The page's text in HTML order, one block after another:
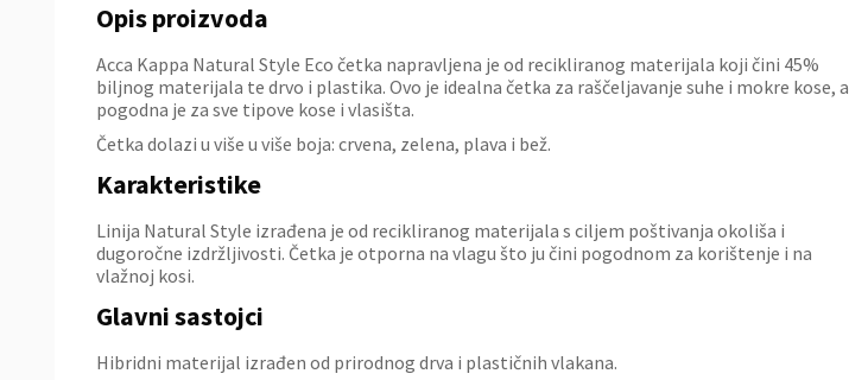
Opis proizvoda
Acca Kappa Natural Style Eco četka napravljena je od recikliranog materijala koji čini 45%
biljnog materijala te drvo i plastika. Ovo je idealna četka za raščeljavanje suhe i mokre kose, a
pogodna je za sve tipove kose i vlasišta.
Četka dolazi u više u više boja: crvena, zelena, plava i bež.
Karakteristike
Linija Natural Style izrađena je od recikliranog materijala s ciljem poštivanja okoliša i
dugoročne izdržljivosti. Četka je otporna na vlagu što ju čini pogodnom za korištenje i na
vlažnoj kosi.
Glavni sastojci
Hibridni materijal izrađen od prirodnog drva i plastičnih vlakana.